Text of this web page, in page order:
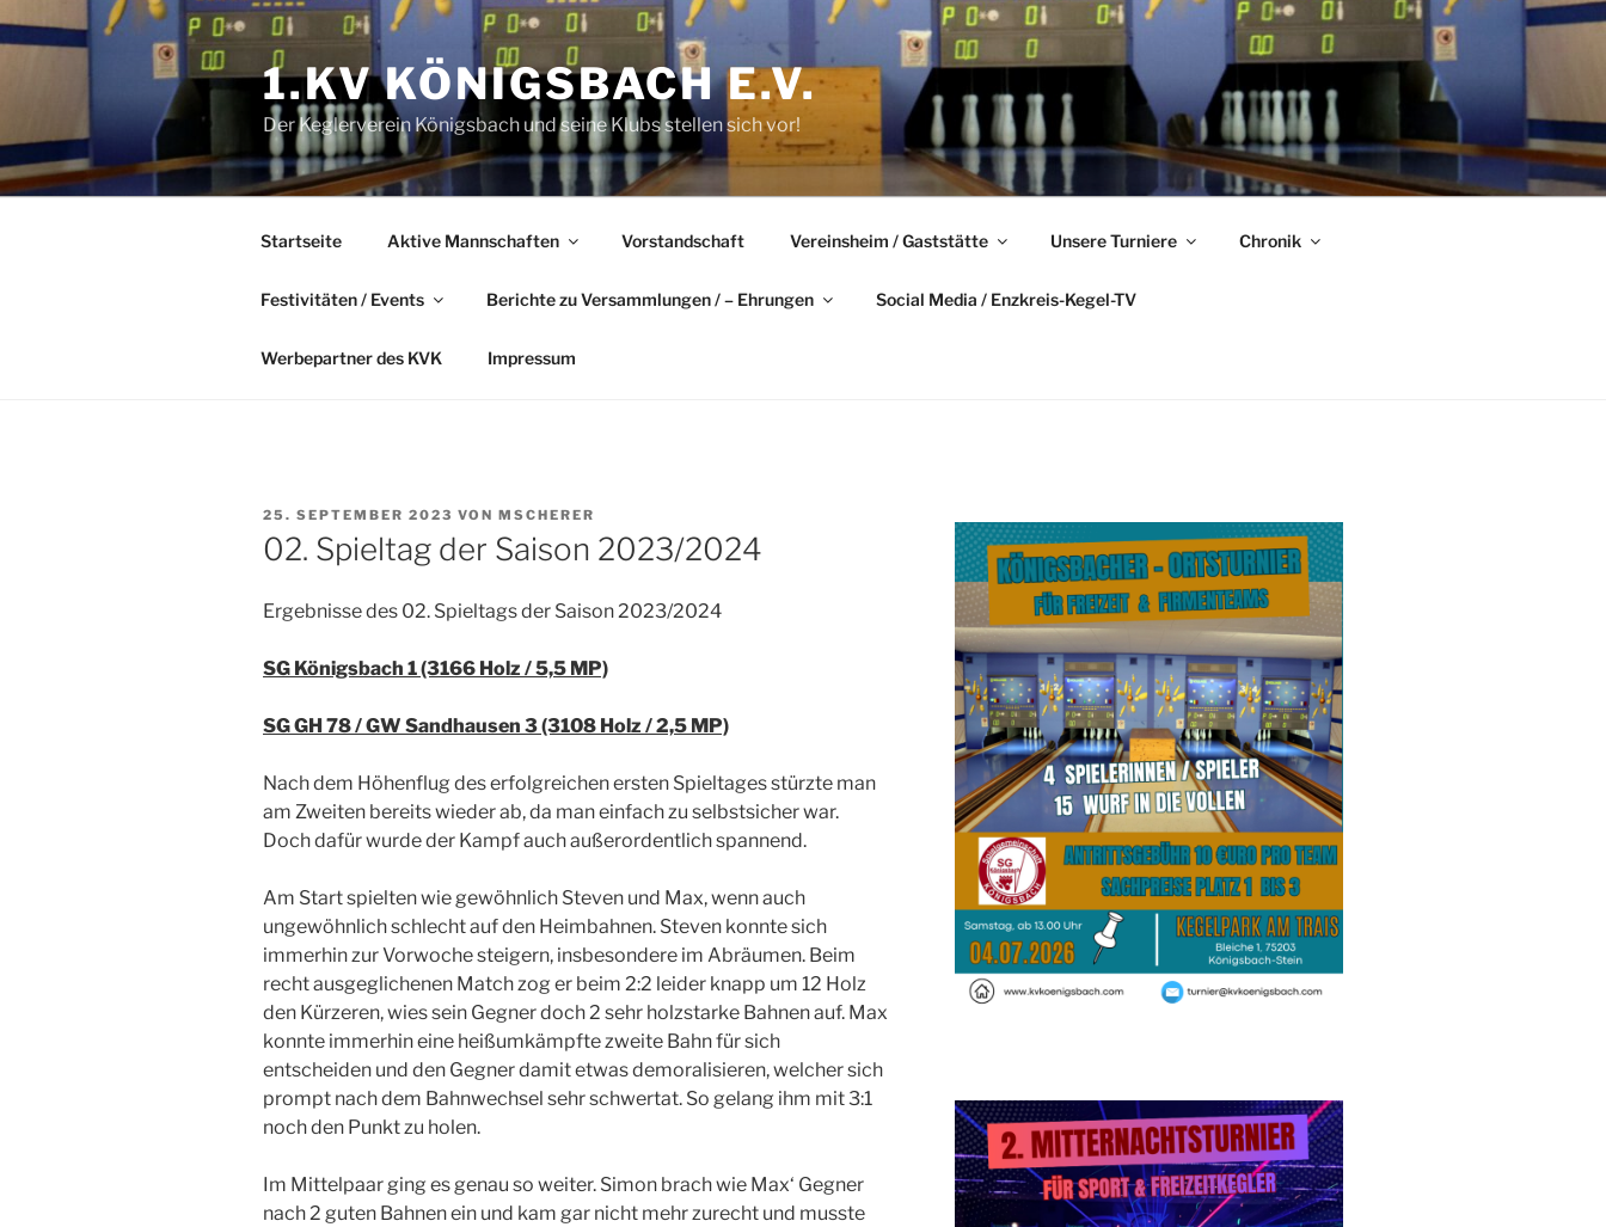
Inhalt
1.KV KÖNIGSBACH E.V.
Der Keglerverein Königsbach und seine Klubs stellen sich vor!
Startseite Aktive Mannschaften Vorstandschaft Vereinsheim / Gaststätte Unsere Turniere Chronik
Festivitäten / Events Berichte zu Versammlungen / – Ehrungen Social Media / Enzkreis-Kegel-TV
Werbepartner des KVK Impressum
VERÖFFENTLICHT
AM
25. SEPTEMBER 2023 VON MSCHERER
02. Spieltag der Saison 2023/2024
Ergebnisse des 02. Spieltags der Saison 2023/2024
SG Königsbach 1 (3166 Holz / 5,5 MP)
SG GH 78 / GW Sandhausen 3 (3108 Holz / 2,5 MP)
Nach dem Höhenflug des erfolgreichen ersten Spieltages stürzte man
am Zweiten bereits wieder ab, da man einfach zu selbstsicher war.
Doch dafür wurde der Kampf auch außerordentlich spannend.
Am Start spielten wie gewöhnlich Steven und Max, wenn auch
ungewöhnlich schlecht auf den Heimbahnen. Steven konnte sich
immerhin zur Vorwoche steigern, insbesondere im Abräumen. Beim
recht ausgeglichenen Match zog er beim 2:2 leider knapp um 12 Holz
den Kürzeren, wies sein Gegner doch 2 sehr holzstarke Bahnen auf. Max
konnte immerhin eine heißumkämpfte zweite Bahn für sich
entscheiden und den Gegner damit etwas demoralisieren, welcher sich
prompt nach dem Bahnwechsel sehr schwertat. So gelang ihm mit 3:1
noch den Punkt zu holen.
Im Mittelpaar ging es genau so weiter. Simon brach wie Max‘ Gegner
nach 2 guten Bahnen ein und kam gar nicht mehr zurecht und musste